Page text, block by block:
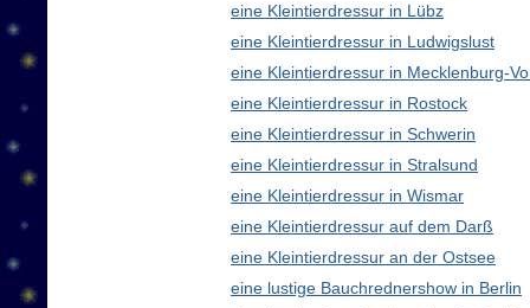
eine Kleintierdressur in Lübz
eine Kleintierdressur in Ludwigslust
eine Kleintierdressur in Mecklenburg-
eine Kleintierdressur in Rostock
eine Kleintierdressur in Schwerin
eine Kleintierdressur in Stralsund
eine Kleintierdressur in Wismar
eine Kleintierdressur auf dem Darß
eine Kleintierdressur an der Ostsee
eine lustige Bauchrednershow in Berlin